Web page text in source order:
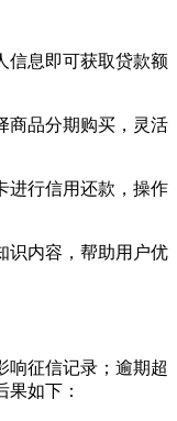
信息即可获取贷款额
商品分期购买，灵活
进行信用还款，操作
识内容，帮助用户优
响征信记录；逾期超
如下：